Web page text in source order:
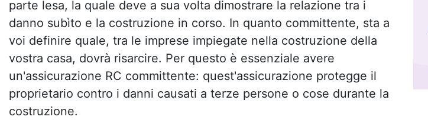
parte lesa, la quale deve a sua volta dimostrare la relazione tra i
danno subìto e la costruzione in corso. In quanto committente, sta a
voi definire quale, tra le imprese impiegate nella costruzione della
vostra casa, dovrà risarcire. Per questo è essenziale avere
un'assicurazione RC committente: quest'assicurazione protegge il
proprietario contro i danni causati a terze persone o cose durante la
costruzione.